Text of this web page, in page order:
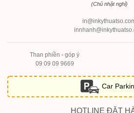
(Chủ nhật nghỉ)
Than phiền - góp ý
09 09 09 9669
Car
HOTLINE ĐẶT